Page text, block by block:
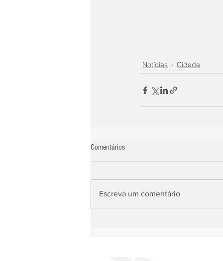
Notícias Cidade
Comentários
Escreva um comentário